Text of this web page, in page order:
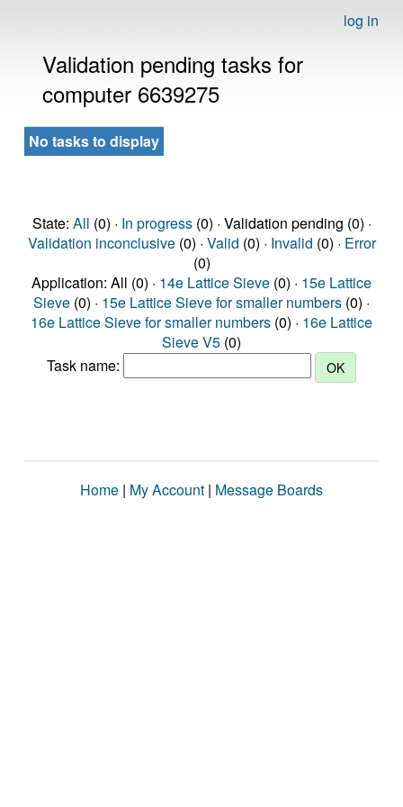
log in
Validation pending tasks for
computer 6639275
No tasks to display
State: All (0) · In progress(0) · Validation pending (0) ·
Validation inconclusive(0) · Valid (0) · Invalid (0) · Error
(0)
Application: All (0) · 14e Lattice Sieve (0) · 15e Lattice
Sieve (0) · 15e Lattice Sieve for smaller numbers (0) ·
16e Lattice Sieve for smaller numbers (0) · 16e Lattice
Sieve V5 (0)
Task name:
Home | My Account | Message Boards